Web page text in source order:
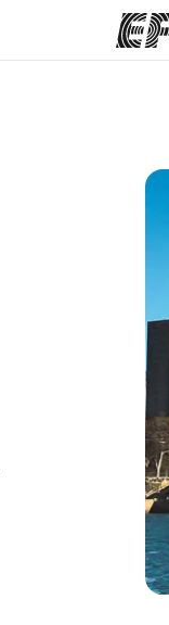
Etsi toimisto